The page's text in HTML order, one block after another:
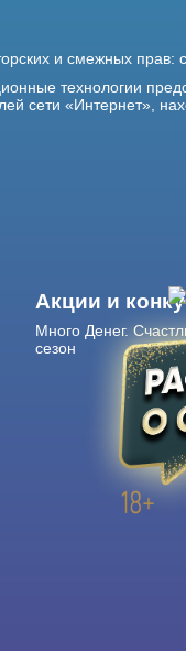
и смежных прав:
технологии
сети «Интернет»,
Акции и
Много Денег.
сезон